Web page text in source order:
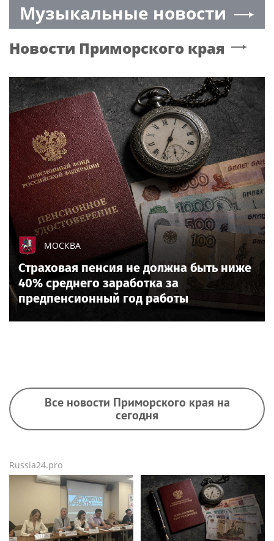
Музыкальные новости
Новости Приморского края
МОСКВА
Страховая пенсия не должна быть ниже
40% среднего заработка за
предпенсионный год работы
Все новости Приморского края на
сегодня
Russia24.pro